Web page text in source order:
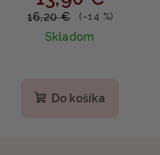
Opaľovací krém s SPF 50+
z čiernej ryže 50ml
16,20 € (–14 %)
Skladom
produktu
Do košíka